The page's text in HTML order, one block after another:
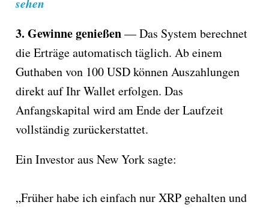
3. Gewinne genießen— Das System berechnet
die Erträge automatisch täglich. Ab einem
Guthaben von 100 USD können Auszahlungen
direkt auf Ihr Wallet erfolgen. Das
Anfangskapital wird am Ende der Laufzeit
vollständig zurückerstattet.
Ein Investor aus New York sagte:
„Früher habe ich einfach nur XRP gehalten und